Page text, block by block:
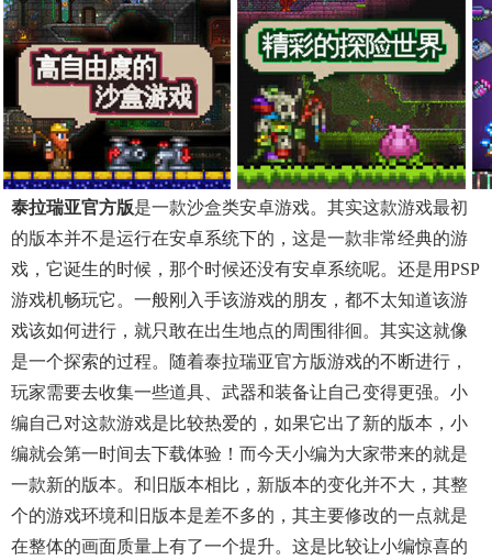
泰拉瑞亚官方版是一款沙盒类安卓游戏。其实这款游戏最初
的版本并不是运行在安卓系统下的，这是一款非常经典的游
戏，它诞生的时候，那个时候还没有安卓系统呢。还是用PSP
游戏机畅玩它。一般刚入手该游戏的朋友，都不太知道该游
戏该如何进行，就只敢在出生地点的周围徘徊。其实这就像
是一个探索的过程。随着泰拉瑞亚官方版游戏的不断进行，
玩家需要去收集一些道具、武器和装备让自己变得更强。小
编自己对这款游戏是比较热爱的，如果它出了新的版本，小
编就会第一时间去下载体验！而今天小编为大家带来的就是
一款新的版本。和旧版本相比，新版本的变化并不大，其整
个的游戏环境和旧版本是差不多的，其主要修改的一点就是
在整体的画面质量上有了一个提升。这是比较让小编惊喜的